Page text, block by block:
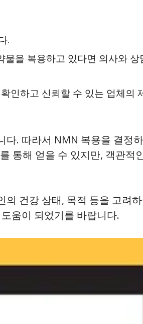
.
을 복용하고 있다면 의사와 상
인하고 신뢰할 수 있는 업체의
. 따라서 NMN 복용을 결정
통해 얻을 수 있지만, 객관적
건강 상태, 목적 등을 고려
움이 되었기를 바랍니다.